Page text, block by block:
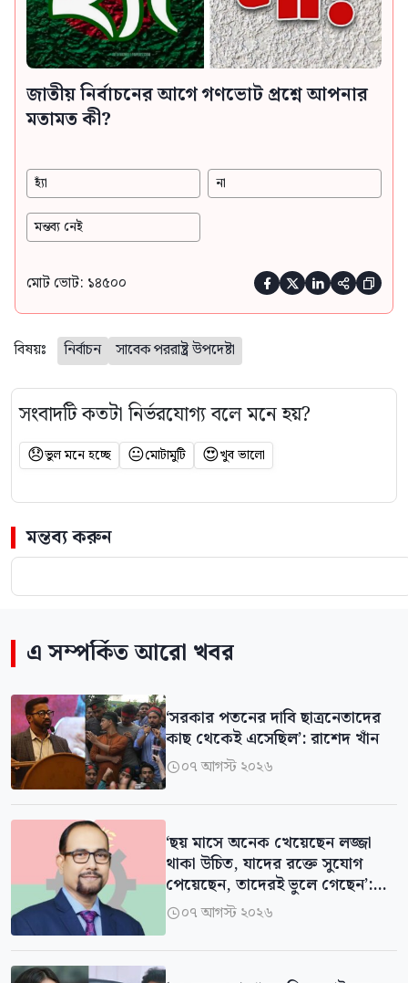
জাতীয় নির্বাচনের আগে গণভোট প্রশ্নে আপনার
মতামত কী?
হ্যাঁ না
মন্তব্য নেই
মোট ভোট: ১৪৫০০     
বিষয়ঃ নির্বাচন সাবেক পররাষ্ট্র উপদেষ্টা
সংবাদটি কতটা নির্ভরযোগ্য বলে মনে হয়?
😞ভুল মনে হচ্ছে 😐মোটামুটি 😍খুব ভালো
মন্তব্য করুন
এ সম্পর্কিত আরো খবর
‘সরকার পতনের দাবি ছাত্রনেতাদের
কাছ থেকেই এসেছিল’: রাশেদ খাঁন
০৭ আগস্ট ২০২৬
‘ছয় মাসে অনেক খেয়েছেন লজ্জা
থাকা উচিত, যাদের রক্তে সুযোগ
পেয়েছেন, তাদেরই ভুলে গেছেন’:
বিএনপির এমপি
০৭ আগস্ট ২০২৬